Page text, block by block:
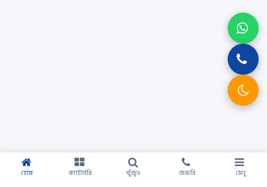
হোম ক্যাটাগরি খুঁজুন জরুরি মেনু